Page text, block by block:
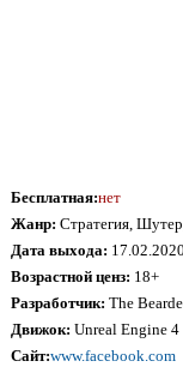
Бесплатная:нет
Жанр: Стратегия,
Дата выхода: 17.02.2020
Возрастной ценз: 18+
Разработчик: The
Движок: Unreal Engine 4
Сайт:www.facebook.com